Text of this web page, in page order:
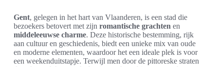
Gent, gelegen in het hart van Vlaanderen, is een stad die
bezoekers betovert met zijn romantische grachten en
middeleeuwse charme. Deze historische bestemming, rijk
aan cultuur en geschiedenis, biedt een unieke mix van oude
en moderne elementen, waardoor het een ideale plek is voor
een weekenduitstapje. Terwijl men door de pittoreske straten